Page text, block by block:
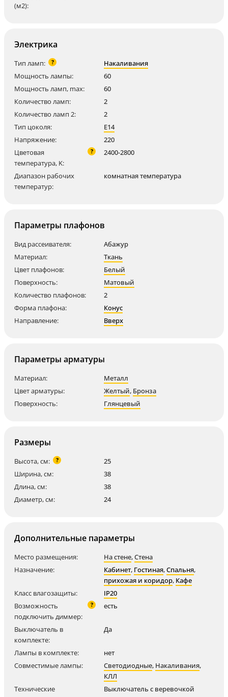
(м2):
Электрика
Тип ламп: ?
Накаливания
Мощность лампы:
60
Мощность ламп, max:
60
Количество ламп:
2
Количество ламп 2:
2
Тип цоколя:
E14
Напряжение:
220
Цветовая
температура, K:
? 2400-2800
Диапазон рабочих
температур:
комнатная температура
Параметры плафонов
Вид рассеивателя:
Абажур
Материал:
Ткань
Цвет плафонов:
Белый
Поверхность:
Матовый
Количество плафонов:
2
Форма плафона:
Конус
Направление:
Вверх
Параметры арматуры
Материал:
Металл
Цвет арматуры:
Желтый, Бронза
Поверхность:
Глянцевый
Размеры
Высота, см: ?
25
Ширина, см:
38
Длина, см:
38
Диаметр, см:
24
Дополнительные параметры
Место размещения: На стене,Стена
Назначение:
Кабинет, Гостиная,Спальня,
прихожая и коридор, Кафе
Класс влагозащиты:
IP20
Возможность
подключить диммер:
? есть
Выключатель в
комплекте:
Да
Лампы в комплекте:
нет
Совместимые лампы:
Светодиодные, Накаливания,
КЛЛ
Технические
Выключатель с веревочкой